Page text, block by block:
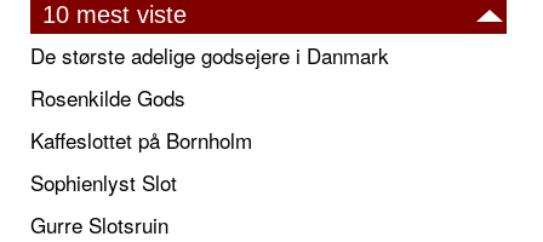
10 mest viste
De største adelige godsejere i Danmark
Rosenkilde Gods
Kaffeslottet på Bornholm
Sophienlyst Slot
Gurre Slotsruin